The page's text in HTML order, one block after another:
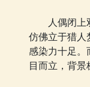
人偶闭上
仿佛立于猎人
感染力十足。
目而立，背